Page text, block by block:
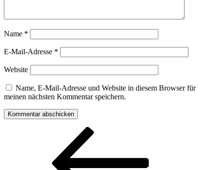
Name *
E-Mail-Adresse *
Website
Name, E-Mail-Adresse und Website in diesem Browser für
meinen nächsten Kommentar speichern.
Beitragsnavigation